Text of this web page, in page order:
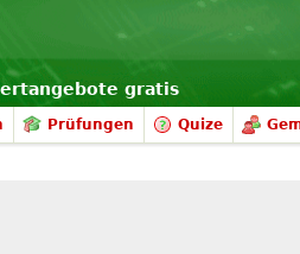
gratis
Prüfungen Quize